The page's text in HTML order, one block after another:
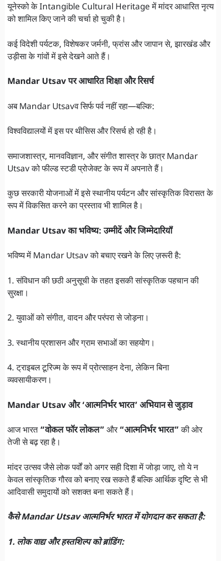
यूनेस्को के Intangible Cultural Heritage में मांदर आधारित नृत्य
को शामिल किए जाने की चर्चा हो चुकी है।
कई विदेशी पर्यटक, विशेषकर जर्मनी, फ्रांस और जापान से, झारखंड और
उड़ीसा के गांवों में इसे देखने आते हैं।
Mandar Utsav पर आधारित शिक्षा और रिसर्च
अब Mandar Utsavव सिर्फ पर्व नहीं रहा—बल्कि:
विश्वविद्यालयों में इस पर थीसिस और रिसर्च हो रही है।
समाजशास्त्र, मानवविज्ञान, और संगीत शास्त्र के छात्र Mandar
Utsav को फील्ड स्टडी प्रोजेक्ट के रूप में अपनाते हैं।
कुछ सरकारी योजनाओं में इसे स्थानीय पर्यटन और सांस्कृतिक विरासत के
रूप में विकसित करने का प्रस्ताव भी शामिल है।
Mandar Utsav का भविष्य: उम्मीदें और जिम्मेदारियाँ
भविष्य में Mandar Utsav को बचाए रखने के लिए ज़रूरी है:
1. संविधान की छठी अनुसूची के तहत इसकी सांस्कृतिक पहचान की
सुरक्षा।
2. युवाओं को संगीत, वादन और परंपरा से जोड़ना।
3. स्थानीय प्रशासन और ग्राम सभाओं का सहयोग।
4. ट्राइबल टूरिज्म के रूप में प्रोत्साहन देना, लेकिन बिना
व्यवसायीकरण।
Mandar Utsav और ‘आत्मनिर्भर भारत’ अभियान से जुड़ाव
आज भारत “वोकल फॉर लोकल” और“आत्मनिर्भर भारत”की ओर
तेजी से बढ़ रहा है।
मांदर उत्सव जैसे लोक पर्वों को अगर सही दिशा में जोड़ा जाए, तो ये न
केवल सांस्कृतिक गौरव को बनाए रख सकते हैं बल्कि आर्थिक दृष्टि से भी
आदिवासी समुदायों को सशक्त बना सकते हैं।
कैसे Mandar Utsav आत्मनिर्भर भारत में योगदान कर सकता है:
1. लोक वाद्य और हस्तशिल्प को ब्रांडिंग: